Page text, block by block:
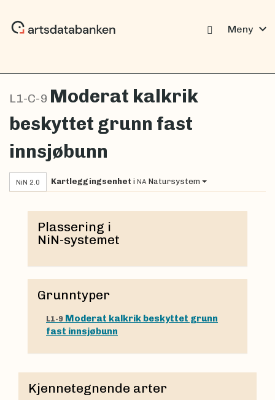
Meny expand_more
L1-C-9 Moderat kalkrik
beskyttet grunn fast
innsjøbunn
NiN 2.0 Kartleggingsenhet i NA Natursystem
Plassering i
NiN-systemet
Grunntyper
L1-9 Moderat kalkrik beskyttet grunn
fast innsjøbunn
Kjennetegnende arter